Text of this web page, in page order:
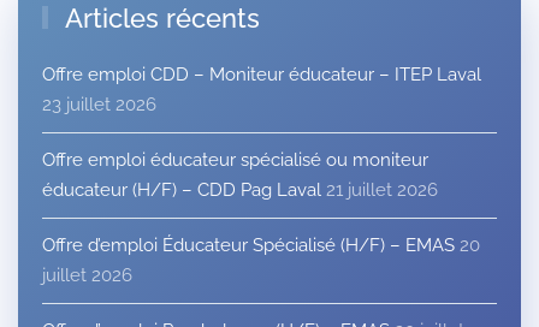
Articles récents
Offre emploi CDD – Moniteur éducateur – ITEP Laval
23 juillet 2026
Offre emploi éducateur spécialisé ou moniteur
éducateur (H/F) – CDD Pag Laval 21 juillet 2026
Offre d’emploi Éducateur Spécialisé (H/F) – EMAS 20
juillet 2026